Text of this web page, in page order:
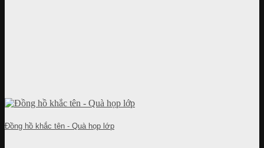
Đồng hồ khắc tên - Quà họp lớp